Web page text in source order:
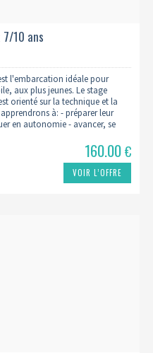
10 ans
l'embarcation idéale pour
aux plus jeunes. Le stage
orienté sur la technique et la
à: - préparer leur
en autonomie - avancer, se
160.00€
VOIR L’OFFRE